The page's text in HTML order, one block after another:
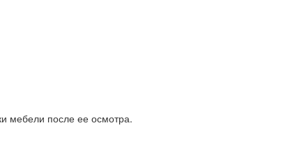
мебели после ее осмотра.